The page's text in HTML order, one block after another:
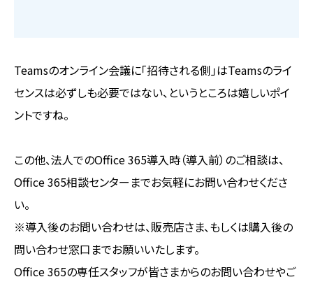
Teamsのオンライン会議に「招待される側」はTeamsのライ
センスは必ずしも必要ではない、というところは嬉しいポイ
ントですね。
この他、法人でのOffice 365導入時（導入前）のご相談は、
Office 365相談センターまでお気軽にお問い合わせくださ
い。
※導入後のお問い合わせは、販売店さま、もしくは購入後の
問い合わせ窓口までお願いいたします。
Office 365の専任スタッフが皆さまからのお問い合わせやご